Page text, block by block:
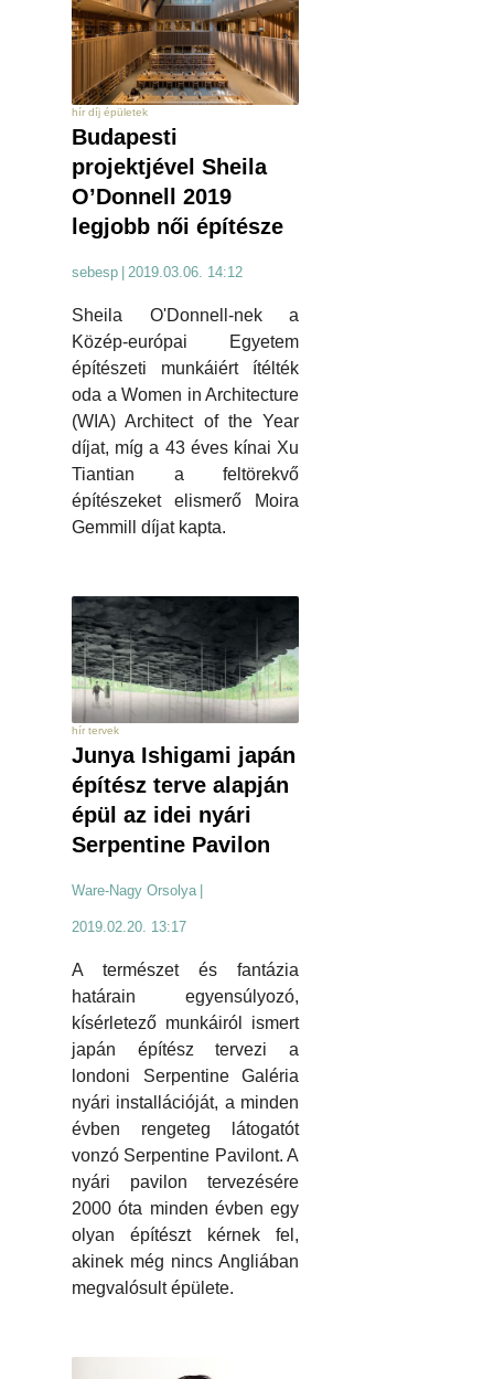
hír díj épületek
Budapesti
projektjével Sheila
O’Donnell 2019
legjobb női építésze
sebesp 2019.03.06. 14:12
Sheila O'Donnell-nek a
Közép-európai Egyetem
építészeti munkáiért ítélték
oda a Women in Architecture
(WIA) Architect of the Year
díjat, míg a 43 éves kínai Xu
Tiantian a feltörekvő
építészeket elismerő Moira
Gemmill díjat kapta.
hír tervek
Junya Ishigami japán
építész terve alapján
épül az idei nyári
Serpentine Pavilon
Ware-Nagy Orsolya
2019.02.20. 13:17
A természet és fantázia
határain egyensúlyozó,
kísérletező munkáiról ismert
japán építész tervezi a
londoni Serpentine Galéria
nyári installációját, a minden
évben rengeteg látogatót
vonzó Serpentine Pavilont. A
nyári pavilon tervezésére
2000 óta minden évben egy
olyan építészt kérnek fel,
akinek még nincs Angliában
megvalósult épülete.